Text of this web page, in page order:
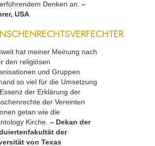
Denken an. –
USA
hat meiner Meinung nach
den religiösen
und Gruppen
so viel für die Umsetzung
der Erklärung der
der Vereinten
getan wie die
Kirche. – Dekan der
der
von Texas